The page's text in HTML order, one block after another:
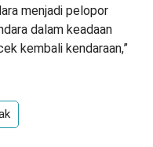
menjadi pelopor
dalam keadaan
kembali kendaraan,”